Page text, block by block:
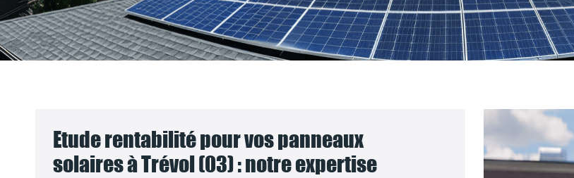
Etude rentabilité pour vos panneaux
solaires à Trévol (03) : notre expertise